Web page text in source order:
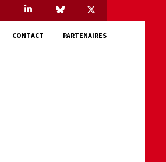
CONTACT PARTENAIRES